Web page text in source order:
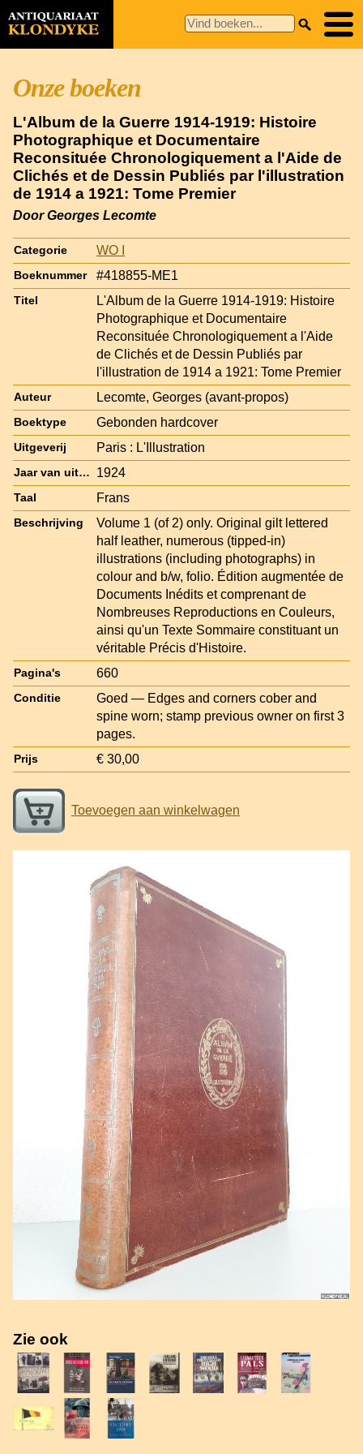
Onze boeken
L'Album de la Guerre 1914-1919: Histoire
Photographique et Documentaire
Reconsituée Chronologiquement a l'Aide de
Clichés et de Dessin Publiés par l'illustration
de 1914 a 1921: Tome Premier
Door Georges Lecomte
Categorie WO I
Boeknummer #418855-ME1
Titel
L'Album de la Guerre 1914-1919: Histoire
Photographique et Documentaire
Reconsituée Chronologiquement a l'Aide
de Clichés et de Dessin Publiés par
l'illustration de 1914 a 1921: Tome Premier
Auteur Lecomte, Georges (avant-propos)
Boektype Gebonden hardcover
Uitgeverij Paris : L'Illustration
Jaar van uitgave 1924
Taal Frans
Beschrijving
Volume 1 (of 2) only. Original gilt lettered
half leather, numerous (tipped-in)
illustrations (including photographs) in
colour and b/w, folio. Édition augmentée de
Documents Inédits et comprenant de
Nombreuses Reproductions en Couleurs,
ainsi qu'un Texte Sommaire constituant un
véritable Précis d'Histoire.
Pagina's 660
Conditie
Goed — Edges and corners cober and
spine worn; stamp previous owner on first 3
pages.
Prijs € 30,00
Toevoegen aan winkelwagen
Zie ook